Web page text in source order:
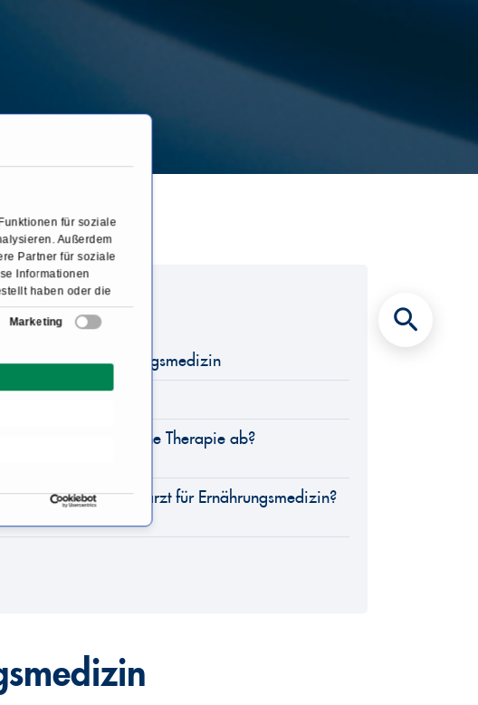
für soziale
Außerdem
Partner für soziale
Informationen
haben oder die
Marketing
Bereich Ernährungsmedizin
Therapie ab?
erfahrenen Facharzt für Ernährungsmedizin?